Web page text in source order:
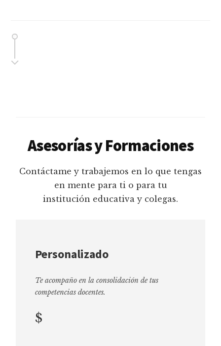
Asesorías y Formaciones
Contáctame y trabajemos en lo que tengas
en mente para ti o para tu
institución educativa y colegas.
Personalizado
Te acompaño en la consolidación de tus
competencias docentes.
$